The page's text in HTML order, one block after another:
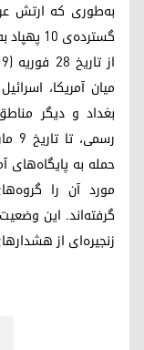
گسترده‌ی ۱۰ پهپاد به این مرکز نفتی خبر داده بود.
میان آمریکا،
بغداد و دیگر
مورد آن را
گرفته‌اند. این
زنجیره‌ای از